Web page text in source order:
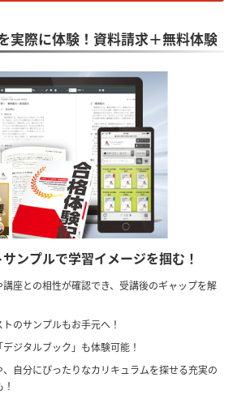
実際に体験！資料請求＋無料体験
ンプルで学習イメージを掴む！
座との相性が確認でき、受講後のギャップを解
のサンプルもお手元へ！
ジタルブック」も体験可能！
自分にぴったりなカリキュラムを探せる充実の